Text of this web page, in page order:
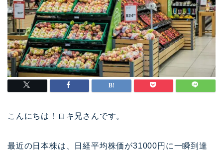
こんにちは！ロキ兄さんです。
最近の日本株は、日経平均株価が31000円に一瞬到達